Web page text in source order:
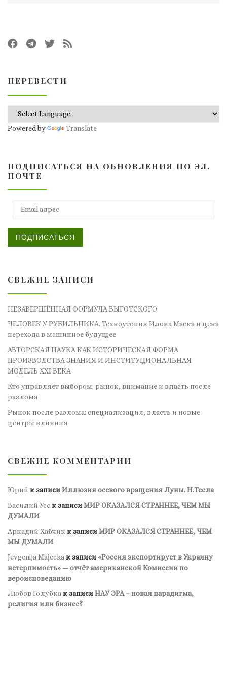
ПЕРЕВЕСТИ
Powered by Translate
ПОДПИСАТЬСЯ НА ОБНОВЛЕНИЯ ПО ЭЛ.
ПОЧТЕ
ПОДПИСАТЬСЯ
СВЕЖИЕ ЗАПИСИ
НЕЗАВЕРШЁННАЯ ФОРМУЛА ВЫГОТСКОГО
ЧЕЛОВЕК У РУБИЛЬНИКА. Техноутопия Илона Маска и цена
перехода в машинное будущее
АВТОРСКАЯ НАУКА КАК ИСТОРИЧЕСКАЯ ФОРМА
ПРОИЗВОДСТВА ЗНАНИЯ И ИНСТИТУЦИОНАЛЬНАЯ
МОДЕЛЬ XXI ВЕКА
Кто управляет выбором: рынок, внимание и власть после
разлома
Рынок после разлома: специализация, власть и новые
центры влияния
СВЕЖИЕ КОММЕНТАРИИ
Юрий к записиИллюзия осевого вращения Луны. Н.Тесла
Василий Усс к записиМИР ОКАЗАЛСЯ СТРАННЕЕ, ЧЕМ МЫ
ДУМАЛИ
Аркадий Хабчик к записиМИР ОКАЗАЛСЯ СТРАННЕЕ, ЧЕМ
МЫ ДУМАЛИ
Jevgenija Maļecka к записи«Россия экспортирует в Украину
нетерпимость» — отчёт американской Комиссии по
вероисповеданию
Любов Голубкак записиНАУ ЭРА – новая парадигма,
религия или бизнес?